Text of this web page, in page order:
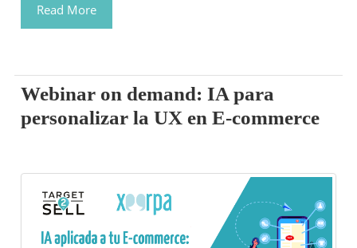
Read More
Webinar on demand: IA para
personalizar la UX en E-commerce